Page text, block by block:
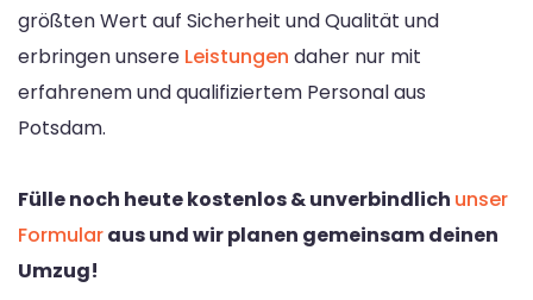
größten Wert auf Sicherheit und Qualität und
erbringen unsere Leistungen daher nur mit
erfahrenem und qualifiziertem Personal aus
Potsdam.
Fülle noch heute kostenlos & unverbindlich unser
Formularaus und wir planen gemeinsam deinen
Umzug!